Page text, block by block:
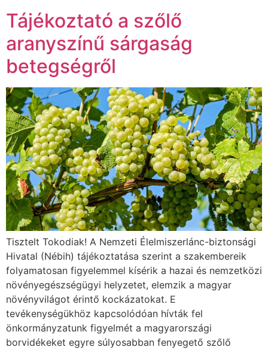
Tájékoztató a szőlő
aranyszínű sárgaság
betegségről
Tisztelt Tokodiak! A Nemzeti Élelmiszerlánc-biztonsági
Hivatal (Nébih) tájékoztatása szerint a szakembereik
folyamatosan figyelemmel kísérik a hazai és nemzetközi
növényegészségügyi helyzetet, elemzik a magyar
növényvilágot érintő kockázatokat. E
tevékenységükhöz kapcsolódóan hívták fel
önkormányzatunk figyelmét a magyarországi
borvidékeket egyre súlyosabban fenyegető szőlő